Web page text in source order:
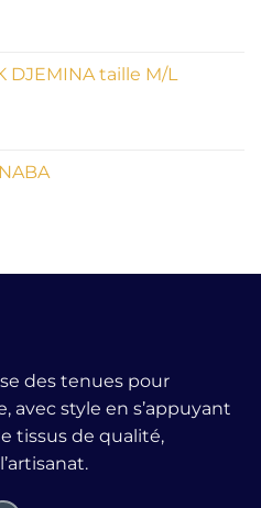
DJEMINA taille M/L
des tenues pour
style en s’appuyant
tissus de qualité,